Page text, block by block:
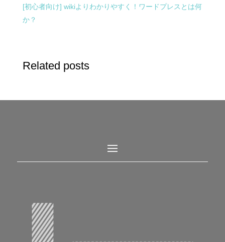
[初心者向け] wikiよりわかりやすく！ワードプレスとは何
か？
Related posts